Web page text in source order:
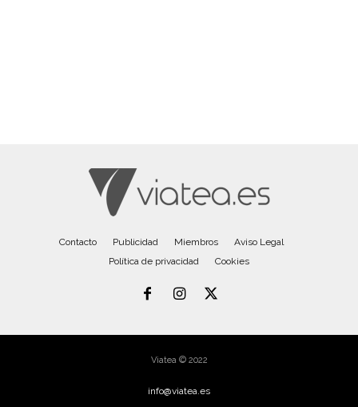
Contacto Publicidad Miembros
Aviso Legal
Política de privacidad
Cookies
Viatea © 2022
info@viatea.es